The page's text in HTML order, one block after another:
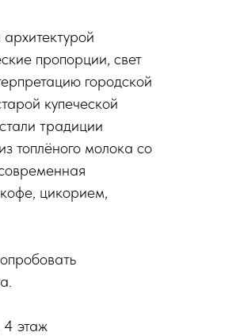
пропорции, свет
городской
купеческой
традиции
топлёного молока со
цикорием,
4 этаж